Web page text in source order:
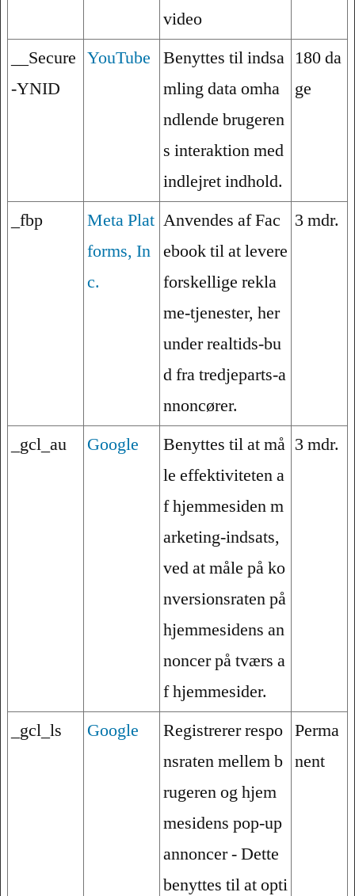
video
__Secure
-YNID
YouTube
Benyttes til indsa
mling data omha
ndlende brugeren
s interaktion med
indlejret indhold.
180 da
ge
_fbp
Meta Plat
forms, In
c.
Anvendes af Fac
ebook til at levere
forskellige rekla
me-tjenester, her
under realtids-bu
d fra tredjeparts-a
nnoncører.
3 mdr.
_gcl_au Google
Benyttes til at må
le effektiviteten a
f hjemmesiden m
arketing-indsats,
ved at måle på ko
nversionsraten på
hjemmesidens an
noncer på tværs a
f hjemmesider.
3 mdr.
_gcl_ls Google
Registrerer respo
nsraten mellem b
rugeren og hjem
mesidens pop-up
annoncer - Dette
benyttes til at opti
Perma
nent